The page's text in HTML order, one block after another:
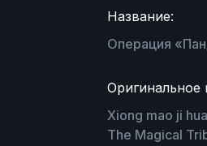
Название:
Операция
Оригинальное
Xiong mao ji
The Magical